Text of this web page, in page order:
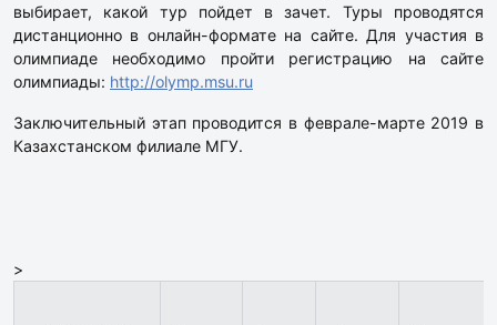
выбирает, какой тур пойдет в зачет. Туры проводятся
дистанционно в онлайн-формате на сайте. Для участия в
олимпиаде необходимо пройти регистрацию на сайте
олимпиады: http://olymp.msu.ru
Заключительный этап проводится в феврале-марте 2019 в
Казахстанском филиале МГУ.
>